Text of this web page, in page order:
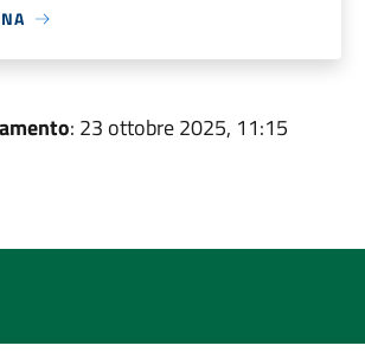
: 23 ottobre 2025, 11:15